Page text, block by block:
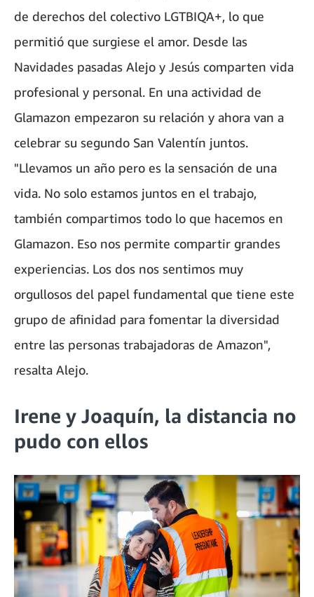
de derechos del colectivo LGTBIQA+, lo que
permitió que surgiese el amor. Desde las
Navidades pasadas Alejo y Jesús comparten vida
profesional y personal. En una actividad de
Glamazon empezaron su relación y ahora van a
celebrar su segundo San Valentín juntos.
"Llevamos un año pero es la sensación de una
vida. No solo estamos juntos en el trabajo,
también compartimos todo lo que hacemos en
Glamazon. Eso nos permite compartir grandes
experiencias. Los dos nos sentimos muy
orgullosos del papel fundamental que tiene este
grupo de afinidad para fomentar la diversidad
entre las personas trabajadoras de Amazon",
resalta Alejo.
Irene y Joaquín, la distancia no
pudo con ellos